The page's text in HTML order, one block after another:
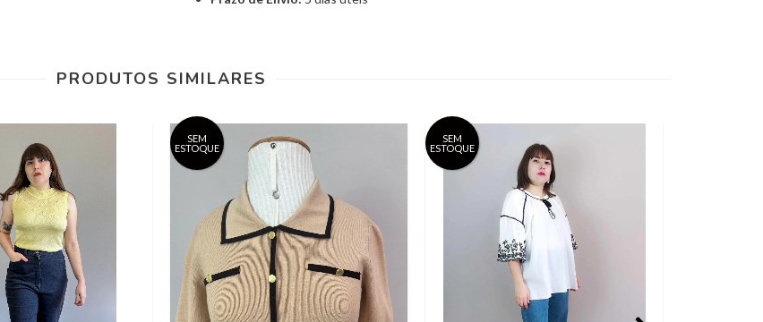
PRODUTOS SIMILARES
SEM
ESTOQUE
SEM
ESTOQUE